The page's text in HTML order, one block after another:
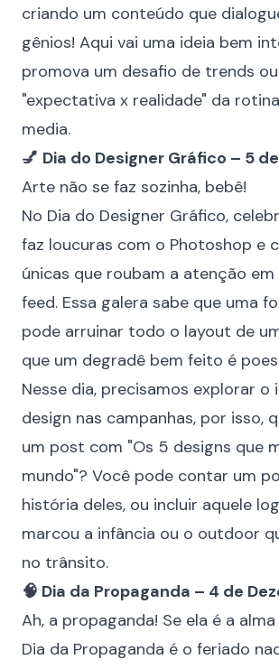
criando um conteúdo que
gênios! Aqui vai uma ideia bem
promova um desafio de trends
"expectativa x realidade" da
media.
💅 Dia do Designer Gráfico – 5
Arte não se faz sozinha, bebê!
No Dia do Designer Gráfico,
faz loucuras com o Photoshop e
únicas que roubam a atenção em
feed. Essa galera sabe que uma
pode arruinar todo o layout de
que um degradê bem feito é
Nesse dia, precisamos explorar
design nas campanhas, por isso,
um post com "Os 5 designs que
mundo"? Você pode contar um
história deles, ou incluir aquele
marcou a infância ou o outdoor
no trânsito.
🧠 Dia da Propaganda – 4 de
Ah, a propaganda! Se ela é a
Dia da Propaganda é o feriado